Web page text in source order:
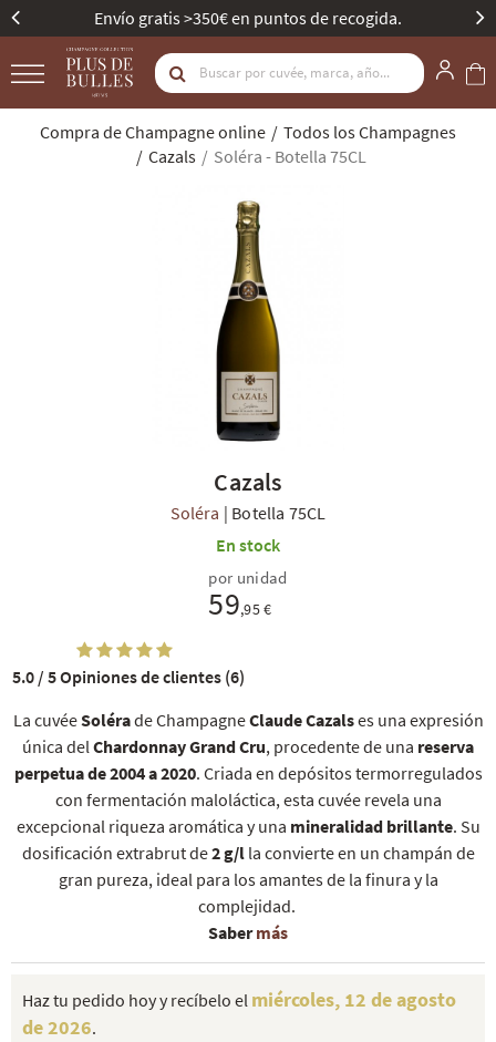
Mejor Bodega de Champagne - Gault & Millau.
Compra de Champagne online
Todos los Champagnes
Cazals
Soléra - Botella 75CL
Cazals
Soléra | Botella 75CL
En stock
La cuvéeSolérade ChampagneClaude Cazalses una expresión
única delChardonnay Grand Cru, procedente de una reserva
perpetua de 2004 a 2020. Criada en depósitos termorregulados
con fermentación maloláctica, esta cuvée revela una
excepcional riqueza aromática y una mineralidad brillante. Su
dosificación extrabrut de2 g/lla convierte en un champán de
gran pureza, ideal para los amantes de la finura y la
complejidad.
Sabermás
por unidad
59,95 €
5.0 / 5Opiniones de clientes (6)
Haz tu pedido hoy y recíbelo el miércoles, 12 de agosto
de 2026.